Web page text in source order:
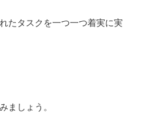
たタスクを一つ一つ着実に実
ましょう。